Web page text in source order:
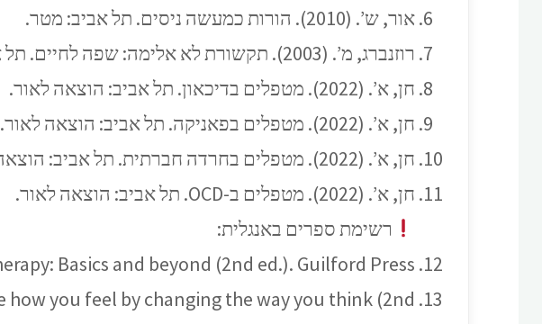
אור, ש’. (2010). הורות כמעשה ניסים. תל אביב: מטר.
רוזנברג, מ’. (2003). תקשורת לא אלימה: שפה לחיים. תל אביב: כתר.
חן, א’. (2022). מטפלים בדיכאון. תל אביב: הוצאה לאור.
חן, א’. (2022). מטפלים בפאניקה. תל אביב: הוצאה לאור.
חן, א’. (2022). מטפלים בחרדה חברתית. תל אביב: הוצאה לאור.
חן, א’. (2022). מטפלים ב-OCD. תל אביב: הוצאה לאור.
רשימת ספרים באנגלית:
Basics and beyond (2nd ed.). Guilford Press.
how you feel by changing the way you think (2nd